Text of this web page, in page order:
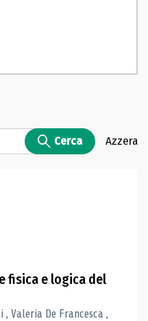
Cerca Azzera
fisica e logica del
, Valeria De Francesca ,